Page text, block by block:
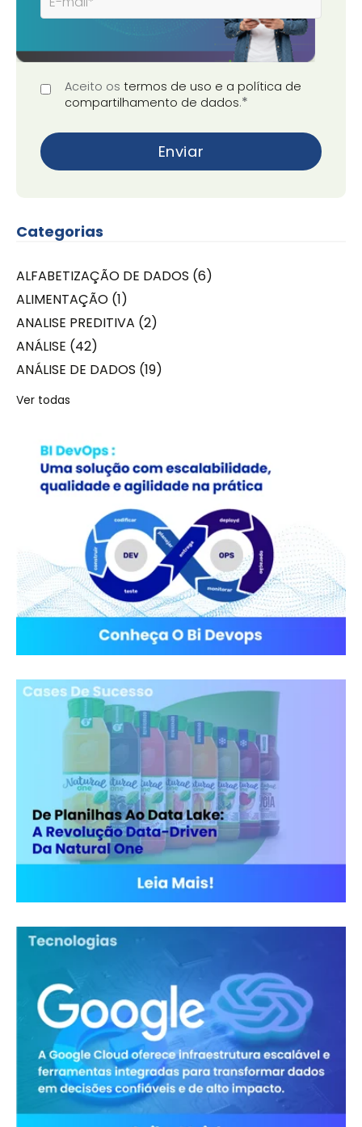
Aceito os termos de uso e a política de
compartilhamento de dados.*
Categorias
ALFABETIZAÇÃO DE DADOS (6)
ALIMENTAÇÃO (1)
ANALISE PREDITIVA (2)
ANÁLISE (42)
ANÁLISE DE DADOS (19)
Ver todas